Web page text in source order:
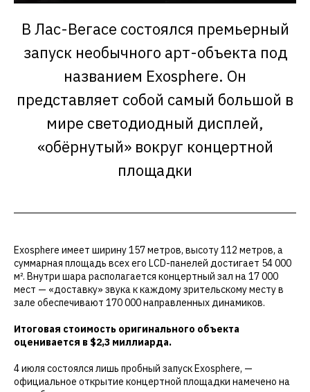
В Лас-Вегасе состоялся премьерный
запуск необычного арт-объекта под
названием Exosphere. Он
представляет собой самый большой в
мире светодиодный дисплей,
«обёрнутый» вокруг концертной
площадки
Exosphere имеет ширину 157 метров, высоту 112 метров, а
суммарная площадь всех его LCD-панелей достигает 54 000
м². Внутри шара располагается концертный зал на 17 000
мест — «доставку» звука к каждому зрительскому месту в
зале обеспечивают 170 000 направленных динамиков.
Итоговая стоимость оригинального объекта
оценивается в $2,3 миллиарда.
4 июля состоялся лишь пробный запуск Exosphere, —
официальное открытие концертной площадки намечено на